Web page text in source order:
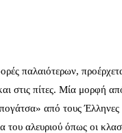
παλαιότερων,
πίτες. Μία μορφή
από τους
του αλευριού όπως οι